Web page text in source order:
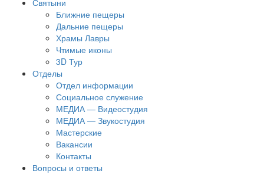
Святыни
Ближние пещеры
Дальние пещеры
Храмы Лавры
Чтимые иконы
3D Тур
Отделы
Отдел информации
Социальное служение
МЕДИА — Видеостудия
МЕДИА — Звукостудия
Мастерские
Вакансии
Контакты
Вопросы и ответы